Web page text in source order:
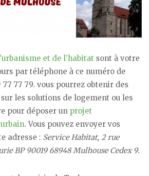
et de l’habitat sont à votre
par téléphone à ce numéro de
77 79. vous pourrez obtenir des
les solutions de logement ou les
pour déposer un projet
. Vous pouvez envoyer vos
adresse : Service Habitat, 2 rue
BP 90019 68948 Mulhouse Cedex 9.